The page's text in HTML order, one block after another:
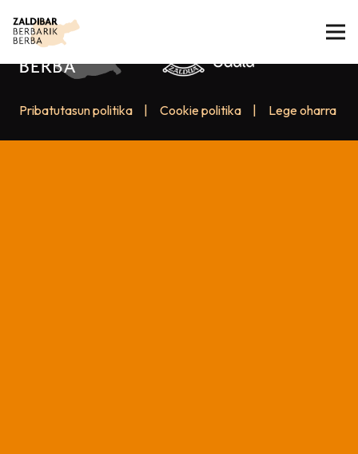
Pribatutasun politika Cookie politika Lege oharra